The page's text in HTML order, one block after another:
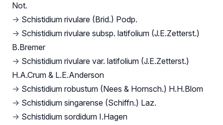
Not.
→ Schistidium rivulare (Brid.) Podp.
→ Schistidium rivulare subsp. latifolium (J.E.Zetterst.)
B.Bremer
→ Schistidium rivulare var. latifolium (J.E.Zetterst.)
H.A.Crum & L.E.Anderson
→ Schistidium robustum (Nees & Hornsch.) H.H.Blom
→ Schistidium singarense (Schiffn.) Laz.
→ Schistidium sordidum I.Hagen